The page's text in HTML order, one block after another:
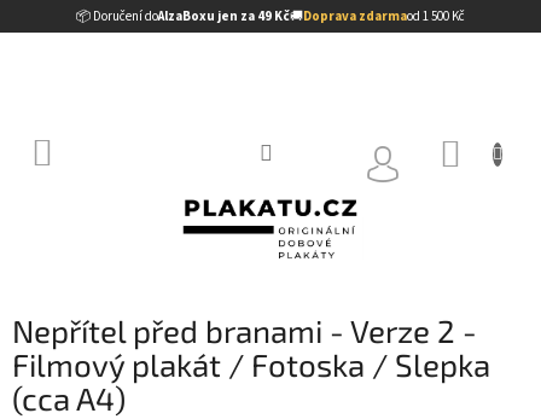
📦 Doručení doAlzaBoxu jen za 49 Kč🚚Doprava zdarmaod 1 500 Kč
na
Nepřítel před branami - Verze 2 -
Filmový plakát / Fotoska / Slepka
(cca A4)